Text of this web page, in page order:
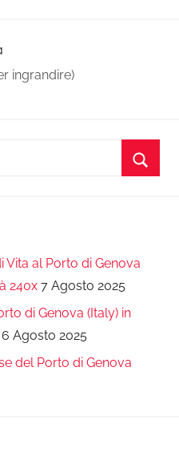
ingrandire)
al Porto di Genova
240x 7 Agosto 2025
di Genova (Italy) in
6 Agosto 2025
del Porto di Genova